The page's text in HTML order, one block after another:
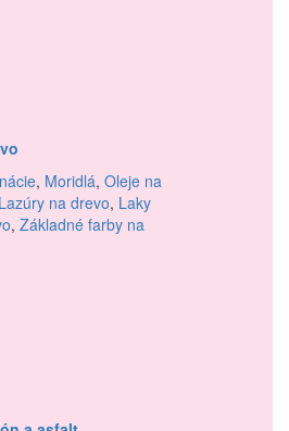
, Moridlá, Oleje na
Lazúry na drevo, Laky
, Základné farby na